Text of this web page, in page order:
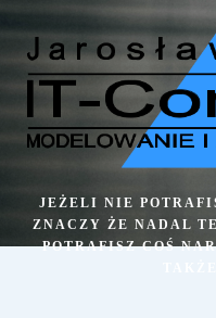
JEŻELI NIE
ZNACZY ŻE NADAL
POTRAFISZ COŚ